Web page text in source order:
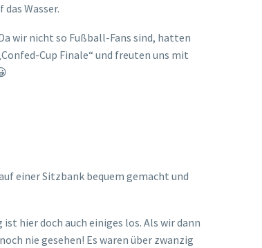
ein- und ausgehen. Glück gehabt!
letztendlich auf den Rückweg zur
und Bars gegen Abend noch auf
das Rolltor zu und auf den Straßen ist